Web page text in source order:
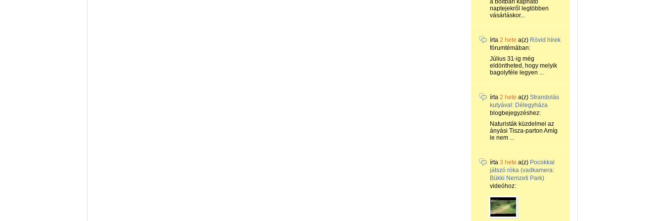
a boltban kapható
naptejekről legtöbben
vásárláskor...
írta 2 hete a(z) Rövid hírek
fórumtémában:
Július 31-ig még
eldöntheted, hogy melyik
bagolyféle legyen ...
írta 2 hete a(z) Strandolás
kutyával: Délegyháza
blogbejegyzéshez:
Naturisták küzdelmei az
ányási Tisza-parton Amíg
le nem ...
írta 3 hete a(z) Pocokkal
játszó róka (vadkamera:
Bükki Nemzeti Park)
videóhoz: